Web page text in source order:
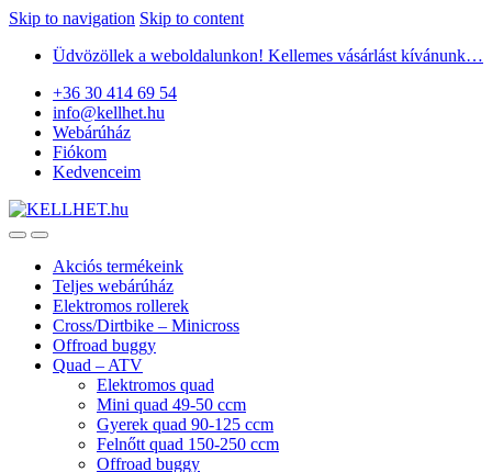
Skip to navigation Skip to content
Üdvözöllek a weboldalunkon! Kellemes vásárlást kívánunk…
+36 30 414 69 54
info@kellhet.hu
Webárúház
Fiókom
Kedvenceim
Akciós termékeink
Teljes webárúház
Elektromos rollerek
Cross/Dirtbike – Minicross
Offroad buggy
Quad – ATV
Elektromos quad
Mini quad 49-50 ccm
Gyerek quad 90-125 ccm
Felnőtt quad 150-250 ccm
Offroad buggy